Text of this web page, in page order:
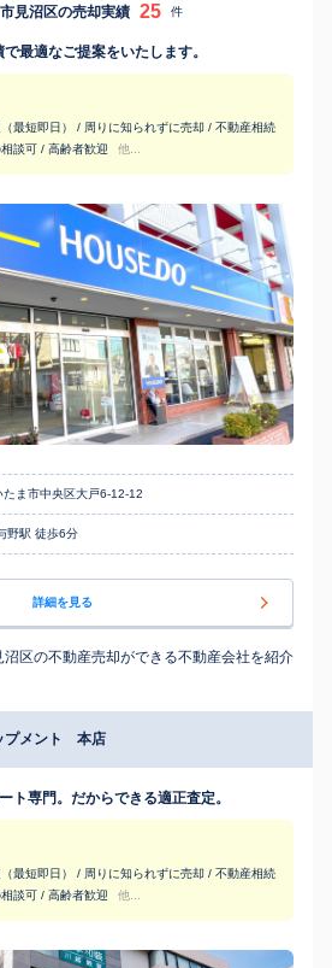
見沼区の売却実績 25 件
最適なご提案をいたします。
最短即日） / 周りに知られずに売却 / 不動産相続
談可 / 高齢者歓迎
他...
たま市中央区大戸6-12-12
野駅 徒歩6分
詳細を見る
区の不動産売却ができる不動産会社を紹介
プメント 本店
ト専門。だからできる適正査定。
最短即日） / 周りに知られずに売却 / 不動産相続
談可 / 高齢者歓迎
他...